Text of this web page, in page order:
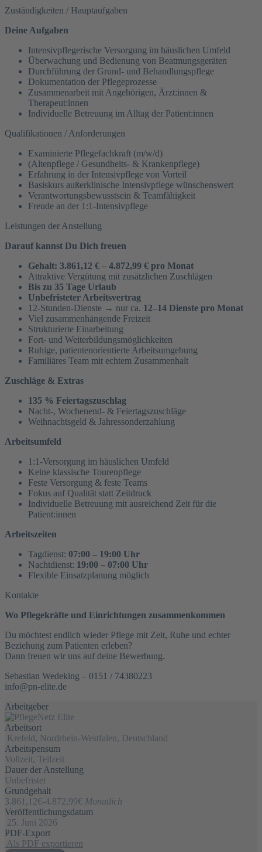
Zuständigkeiten / Hauptaufgaben
Deine Aufgaben
Intensivpflegerische Versorgung im häuslichen Umfeld
Überwachung und Bedienung von Beatmungsgeräten
Durchführung der Grund- und Behandlungspflege
Dokumentation der Pflegeprozesse
Zusammenarbeit mit Angehörigen, Ärzt:innen &
Therapeut:innen
Individuelle Betreuung im Alltag der Patient:innen
Qualifikationen / Anforderungen
Examinierte Pflegefachkraft (m/w/d)
(Altenpflege / Gesundheits- & Krankenpflege)
Erfahrung in der Intensivpflege von Vorteil
Basiskurs außerklinische Intensivpflege wünschenswert
Verantwortungsbewusstsein & Teamfähigkeit
Freude an der 1:1-Intensivpflege
Leistungen der Anstellung
Darauf kannst Du Dich freuen
Gehalt: 3.861,12 € – 4.872,99 € pro Monat
Attraktive Vergütung mit zusätzlichen Zuschlägen
Bis zu 35 Tage Urlaub
Unbefristeter Arbeitsvertrag
12-Stunden-Dienste → nur ca. 12–14 Dienste pro Monat
Viel zusammenhängende Freizeit
Strukturierte Einarbeitung
Fort- und Weiterbildungsmöglichkeiten
Ruhige, patientenorientierte Arbeitsumgebung
Familiäres Team mit echtem Zusammenhalt
Zuschläge & Extras
135 % Feiertagszuschlag
Nacht-, Wochenend- & Feiertagszuschläge
Weihnachtsgeld & Jahressonderzahlung
Arbeitsumfeld
1:1-Versorgung im häuslichen Umfeld
Keine klassische Tourenpflege
Feste Versorgung & feste Teams
Fokus auf Qualität statt Zeitdruck
Individuelle Betreuung mit ausreichend Zeit für die
Patient:innen
Arbeitszeiten
Tagdienst: 07:00 – 19:00 Uhr
Nachtdienst: 19:00 – 07:00 Uhr
Flexible Einsatzplanung möglich
Kontakte
Wo Pflegekräfte und Einrichtungen zusammenkommen
Du möchtest endlich wieder Pflege mit Zeit, Ruhe und echter
Beziehung zum Patienten erleben?
Dann freuen wir uns auf deine Bewerbung.
Sebastian Wedeking – 0151 / 74380223
info@pn-elite.de
Arbeitgeber
Arbeitsort
Krefeld, Nordrhein-Westfalen, Deutschland
Arbeitspensum
Vollzeit, Teilzeit
Dauer der Anstellung
Unbefristet
Grundgehalt
3.861,12€-4.872,99€ Monatlich
Veröffentlichungsdatum
25. Juni 2026
PDF-Export
Als PDF exportieren